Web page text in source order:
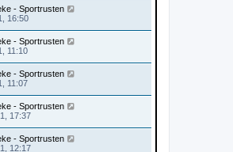
- Sportrusten
16:50
- Sportrusten
11:10
- Sportrusten
11:07
- Sportrusten
17:37
- Sportrusten
12:17